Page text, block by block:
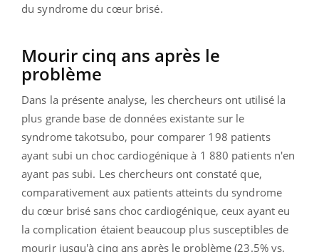
du syndrome du cœur brisé.
Mourir cinq ans après le
problème
Dans la présente analyse, les chercheurs ont utilisé la
plus grande base de données existante sur le
syndrome takotsubo, pour comparer 198 patients
ayant subi un choc cardiogénique à 1 880 patients n'en
ayant pas subi. Les chercheurs ont constaté que,
comparativement aux patients atteints du syndrome
du cœur brisé sans choc cardiogénique, ceux ayant eu
la complication étaient beaucoup plus susceptibles de
mourir jusqu'à cinq ans après le problème (23.5% vs.